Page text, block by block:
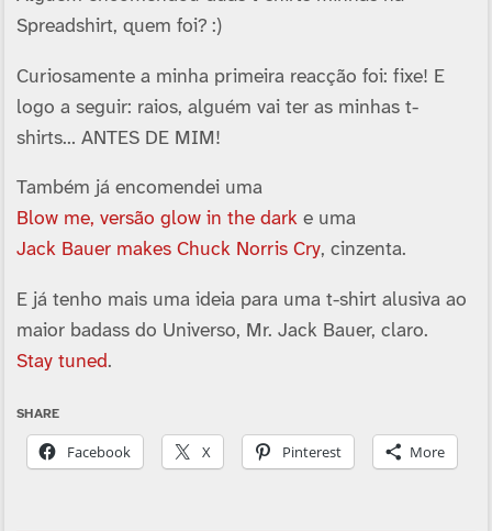
Spreadshirt, quem foi? :)
Curiosamente a minha primeira reacção foi: fixe! E
logo a seguir: raios, alguém vai ter as minhas t-
shirts… ANTES DE MIM!
Também já encomendei uma
Blow me, versão glow in the darke uma
Jack Bauer makes Chuck Norris Cry, cinzenta.
E já tenho mais uma ideia para uma t-shirt alusiva ao
maior badass do Universo, Mr. Jack Bauer, claro.
Stay tuned.
SHARE
Facebook X Pinterest More